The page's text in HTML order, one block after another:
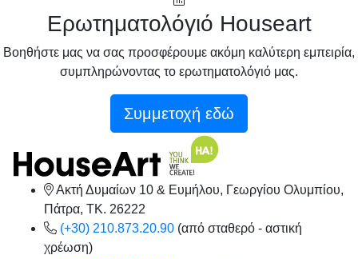
Ερωτηματολόγιό Houseart
Βοηθήστε μας να σας προσφέρουμε ακόμη καλύτερη εμπειρία,
συμπληρώνοντας το ερωτηματολόγιό μας.
Συμμετοχή εδώ
Ακτή Δυμαίων 10 & Ευμήλου, Γεωργίου Ολυμπίου,
Πάτρα, TK. 26222
(+30) 210.873.20.90 (από σταθερό - αστική
χρέωση)